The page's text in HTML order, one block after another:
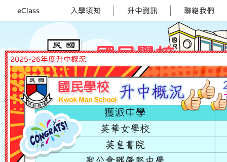
2025-26年度升中概況
eClass 入學須知 升中資訊 聯絡我們
選單